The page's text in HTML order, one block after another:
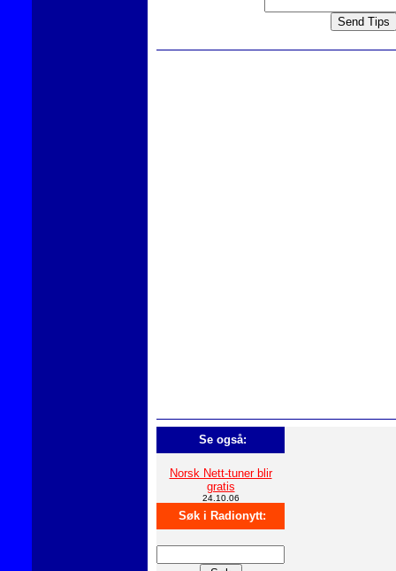
Se også:
Norsk Nett-tuner blir
gratis
24.10.06
Søk i Radionytt: